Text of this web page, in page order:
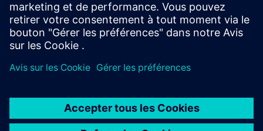
Passerelle Teamcenter MBSE
Client Teamcenter Active Workspace